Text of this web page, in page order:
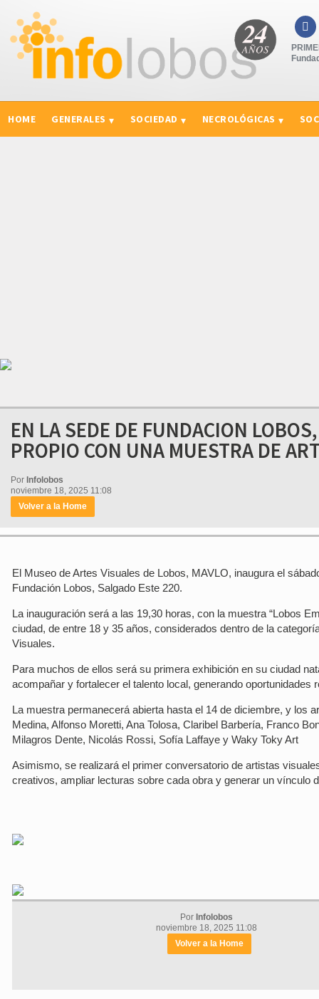

HOME GENERALES SOCIEDAD NECROLÓGICAS
EN LA SEDE DE FUNDACION
PROPIO CON UNA MUESTRA DE
Por Infolobos
noviembre 18, 2025 11:08
Volver a la Home
El Museo de Artes Visuales de Lobos, MAVLO, inaugura el
Fundación Lobos, Salgado Este 220.
La inauguración será a las 19,30 horas, con la muestra “Lobos
ciudad, de entre 18 y 35 años, considerados dentro de la
Visuales.
Para muchos de ellos será su primera exhibición en su ciudad
acompañar y fortalecer el talento local, generando
La muestra permanecerá abierta hasta el 14 de diciembre, y los
Medina, Alfonso Moretti, Ana Tolosa, Claribel Barbería, Franco
Milagros Dente, Nicolás Rossi, Sofía Laffaye y Waky Toky Art
Asimismo, se realizará el primer conversatorio de artistas
creativos, ampliar lecturas sobre cada obra y generar un vínculo
Por Infolobos
noviembre 18, 2025 11:08
Volver a la Home